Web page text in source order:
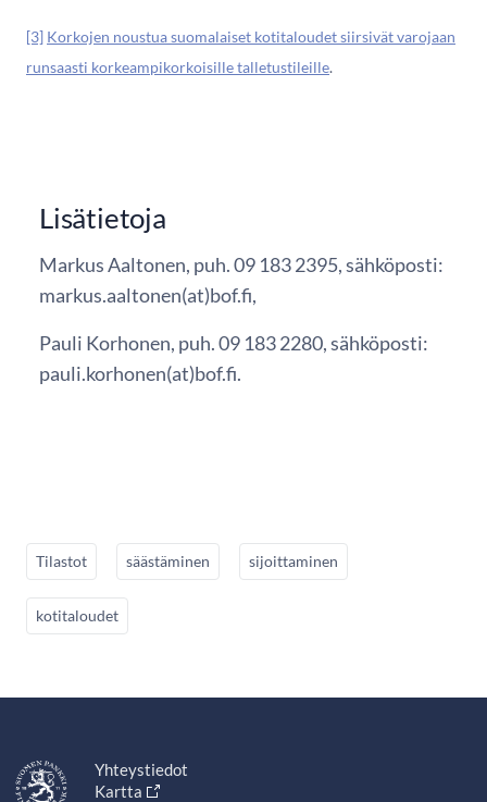
[3] Korkojen noustua suomalaiset kotitaloudet siirsivät varojaan
runsaasti korkeampikorkoisille talletustileille.
Lisätietoja
Markus Aaltonen, puh. 09 183 2395, sähköposti:
markus.aaltonen(at)bof.fi,
Pauli Korhonen, puh. 09 183 2280, sähköposti:
pauli.korhonen(at)bof.fi.
Tilastot säästäminen sijoittaminen
kotitaloudet
Yhteystiedot
Kartta